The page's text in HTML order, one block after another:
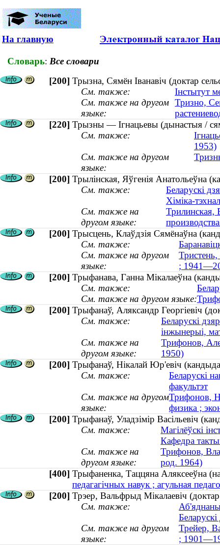
На главную
Словарь: Все словари
[200] Трызна, Сямён Іванавіч (доктар
См. также:
Інстытут
См. также на другом
языке:
Тризно,
[220] Трызны — Ігнацьевы (дынастыя /
См. также:
1953)
См. также на другом
языке:
[200] Трылінская, Яўгенія Анатольеўна
См. также:
Беларускі
Хіміка-
См. также на
другом языке:
Трилинская,
[200] Трысцень, Клаўдзія Сямёнаўна
См. также:
См. также на другом
языке:
;
[200] Трыфанава, Ганна Мiкалаеўна
См. также:
См. также на другом языке:
[200] Трыфанаў, Аляксандр Георгіевіч
См. также:
Беларускі
інжынерыі,
См. также на
другом языке:
Трифонов,
1950)
[200] Трыфанаў, Нікалай Юр'евіч
См. также:
Беларускі
факультэт
См. также на другом
языке:
Трифонов,
физика ;
[200] Трыфанаў, Уладзімір Васільевіч
См. также:
Магілёўскі
Кафедра
См. также на
другом языке:
Трифонов,
род. 1964)
[400] Трыфаненка, Таццяна Аляксееўна
педагагічных навук ; агульная
[200] Трэер, Вальфрыд Мікалаевіч
См. также:
См. также на другом
языке:
Трейер,
;